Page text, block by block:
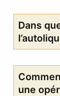
Dans
une